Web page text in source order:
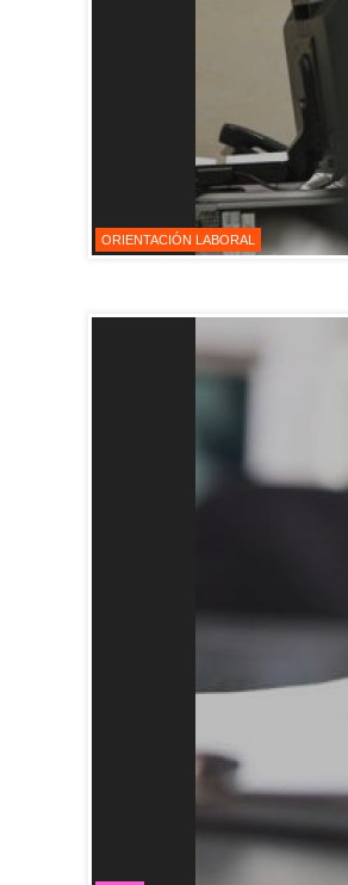
ORIENTACIÓN LABORAL